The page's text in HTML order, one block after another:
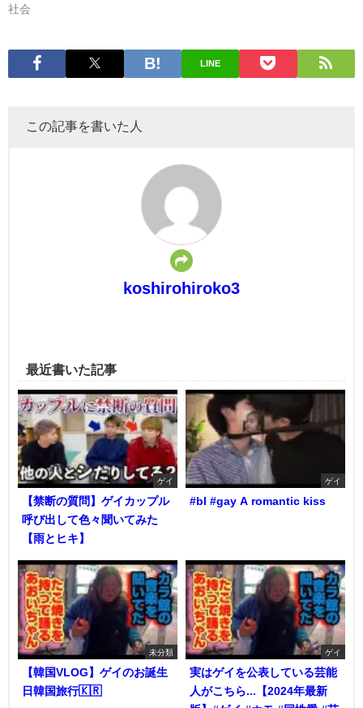
社会
LINE
この記事を書いた人
koshirohiroko3
最近書いた記事
ゲイ
【禁断の質問】ゲイカップル
呼び出して色々聞いてみた
【雨とヒキ】
ゲイ
#bl #gay A romantic kiss
未分類
【韓国VLOG】ゲイのお誕生
日韓国旅行🇰🇷
ゲイ
実はゲイを公表している芸能
人がこちら...【2024年最新